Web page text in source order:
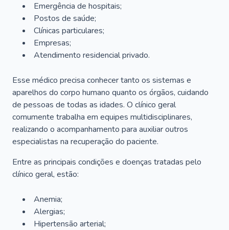
Emergência de hospitais;
Postos de saúde;
Clínicas particulares;
Empresas;
Atendimento residencial privado.
Esse médico precisa conhecer tanto os sistemas e
aparelhos do corpo humano quanto os órgãos, cuidando
de pessoas de todas as idades. O clínico geral
comumente trabalha em equipes multidisciplinares,
realizando o acompanhamento para auxiliar outros
especialistas na recuperação do paciente.
Entre as principais condições e doenças tratadas pelo
clínico geral, estão:
Anemia;
Alergias;
Hipertensão arterial;